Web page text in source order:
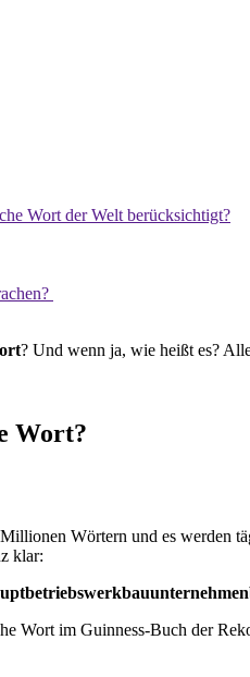
Wort der Welt berücksichtigt?
? Und wenn ja, wie heißt es?
Wort?
Wörtern und es werden
klar:
Wort im Guinness-Buch der